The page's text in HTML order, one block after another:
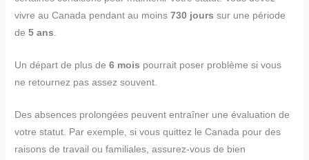
vivre au Canada pendant au moins730 jours sur une période
de5 ans
Un départ de plus de6 mois pourrait poser problème si vous
ne retournez pas assez souvent.
Des absences prolongées peuvent entraîner une évaluation de
votre statut. Par exemple, si vous quittez le Canada pour des
raisons de travail ou familiales, assurez-vous de bien